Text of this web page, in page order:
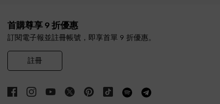
首購尊享 9 折優惠
訂閱電子報並註冊帳號，即享首單 9 折優惠。
註冊